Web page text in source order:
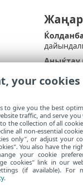
Аныќтау
Хабардың
your cookies
to give you the best
traffic, and serve you
the collection of all
all non-essential
only", or adjust your
You also have the
your cookie
cookies" link in our
(if available). For
.